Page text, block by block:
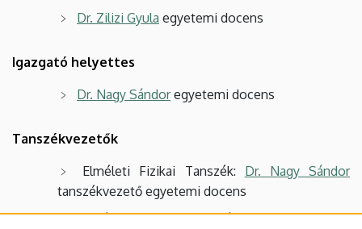
Dr. Zilizi Gyula egyetemi docens
Igazgató helyettes
Dr. Nagy Sándoregyetemi docens
Tanszékvezetők
Elméleti Fizikai Tanszék: Dr. Nagy Sándor
tanszékvezető egyetemi docens
Kísérleti Fizikai Tanszék:Dr. Zilizi Gyula